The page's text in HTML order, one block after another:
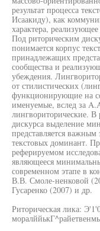
результат процесса
Исаакиду), как
характера,
Под риторическим
понимается корпус
принадлежащих
сообщества и
убеждения.
от стилистических
функционирующие на
именуемые, вслед за
лингвориторические. В
дискурса выделение
представляется
текстовых доминант.
реферируемом
являющееся
современном этапе в
В.В. Смоле-ненковой
Гусаренко (2007) и др.
Риторическая лика: